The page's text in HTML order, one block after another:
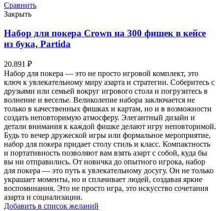
Сравнить
Закрыть
Набор для покера Crown на 300 фишек в кейсе
из бука, Partida
20.891 ₽
Набор для покера — это не просто игровой комплект, это
ключ к увлекательному миру азарта и стратегии. Соберитесь с
друзьями или семьей вокруг игрового стола и погрузитесь в
волнение и веселье. Великолепие набора заключается не
только в качественных фишках и картам, но и в возможности
создать неповторимую атмосферу. Элегантный дизайн и
детали внимания к каждой фишке делают игру неповторимой.
Будь то вечер дружеской игры или формальное мероприятие,
набор для покера придает столу стиль и класс. Компактность
и портативность позволяют вам взять азарт с собой, куда бы
вы ни отправились. От новичка до опытного игрока, набор
для покера — это путь к увлекательному досугу. Он не только
украшает моменты, но и сплачивает людей, создавая яркие
воспоминания. Это не просто игра, это искусство сочетания
азарта и социализации.
Добавить в список желаний